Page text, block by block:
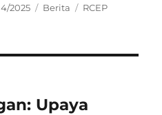
2025 Categories
Berita Tags
RCEP
Upaya